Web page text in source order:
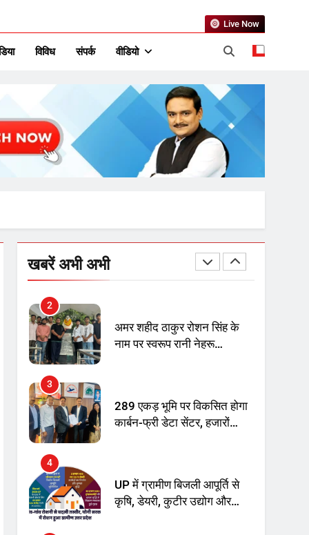
विविध संपर्क वीडियो
Live Now
खबरें अभी अभी
उत्तर प्रदेश में गांवों में बढ़ेंगी
सुविधाएं: 67% बढ़ा पंचायतों का
बजट
गाजा युद्धविराम को लेकर बड़ी खबरें
8
चुनाव से पहले लालू परिवार पर बड़ा
1
शहीद ठाकुर रोशन सिंह के नाम पर
2
अमर शहीद ठाकुर रोशन सिंह के
नाम पर स्वरूप रानी नेहरू
3
289 एकड़ भूमि पर विकसित होगा
कार्बन-फ्री डेटा सेंटर, हजारों
4
UP में ग्रामीण बिजली आपूर्ति से
कृषि, डेयरी, कुटीर उद्योग और